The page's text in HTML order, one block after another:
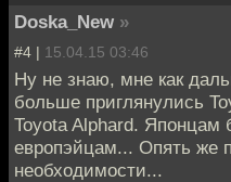
Doska_New »
#4 | 15.04.15 03:46
Ну не знаю, мне как
больше приглянулись
Toyota Alphard.
европэйцам... Опять же
необходимости...